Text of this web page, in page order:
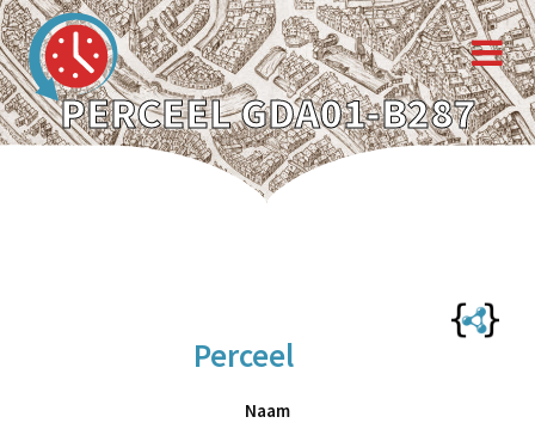
PERCEEL GDA01-B287
Perceel
Naam